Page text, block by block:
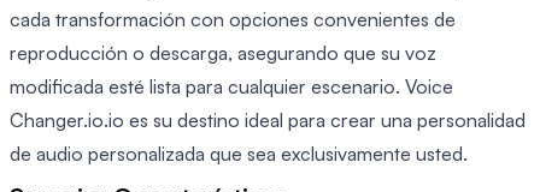
cada transformación con opciones convenientes de
reproducción o descarga, asegurando que su voz
modificada esté lista para cualquier escenario. Voice
Changer.io.io es su destino ideal para crear una personalidad
de audio personalizada que sea exclusivamente usted.